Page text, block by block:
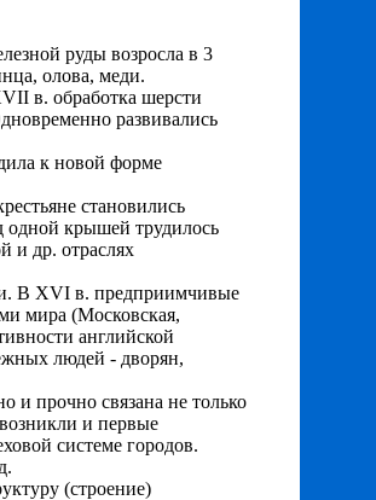
руды возросла в 3
олова, меди.
в. обработка шерсти
развивались
к новой форме
становились
одной крышей трудилось
и др. отраслях
В XVI в. предприимчивые
мира (Московская,
английской
людей - дворян,
и прочно связана не только
возникли и первые
системе городов.
(строение)